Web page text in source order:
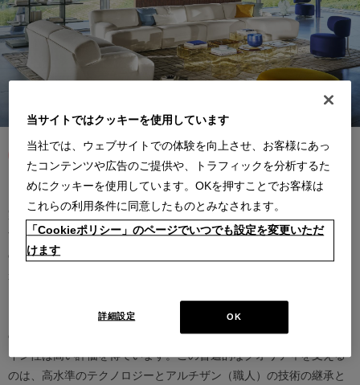
カッシーナは創業以来、インテリアの未来をデザインし続けてきた
家具業界では数少ないリーディングブランドとして知られていま
す。17世紀、イタリアで誕生したカッシーナは、教会の木製チェア
の製造に始まり、その後豪華客船の内装などを手掛け、技術力を確
モダンファーニチャーの分野へと転身、その後多くの製品が世界中
の最も重要な美術館にコレクションされるなど、その完成度とデザ
イン性は高い評価を得ています。この普遍的なクオリティを支える
のは、高水準のテクノロジーとアルチザン（職人）の技術の継承と
当サイトではクッキーを使用しています
当社では、ウェブサイトでの体験を向上させ、お客様にあっ
たコンテンツや広告のご提供や、トラフィックを分析するた
めにクッキーを使用しています。OKを押すことでお客様は
これらの利用条件に同意したものとみなされます。
「Cookieポリシー」のページでいつでも設定を変更いただ
けます
OK
詳細設定